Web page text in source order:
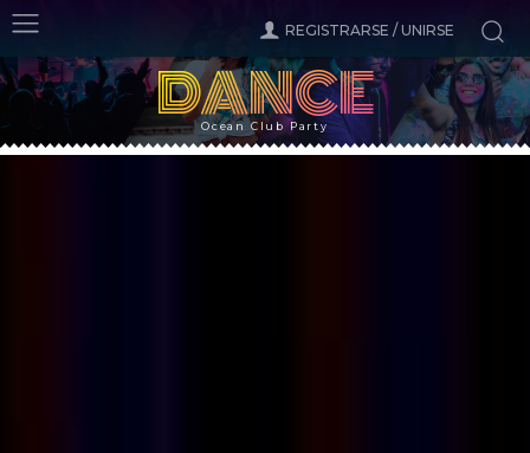
REGISTRARSE / UNIRSE
DANCE
Ocean Club Party